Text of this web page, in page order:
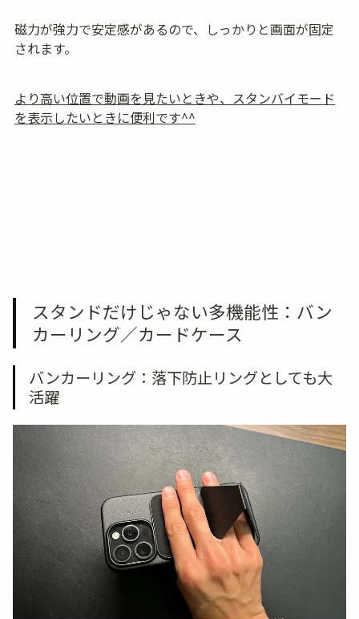
磁力が強力で安定感があるので、しっかりと画面が固定
されます。
より高い位置で動画を見たいときや、スタンバイモード
を表示したいときに便利です^^
スタンドだけじゃない多機能性：バン
カーリング／カードケース
バンカーリング：落下防止リングとしても大
活躍